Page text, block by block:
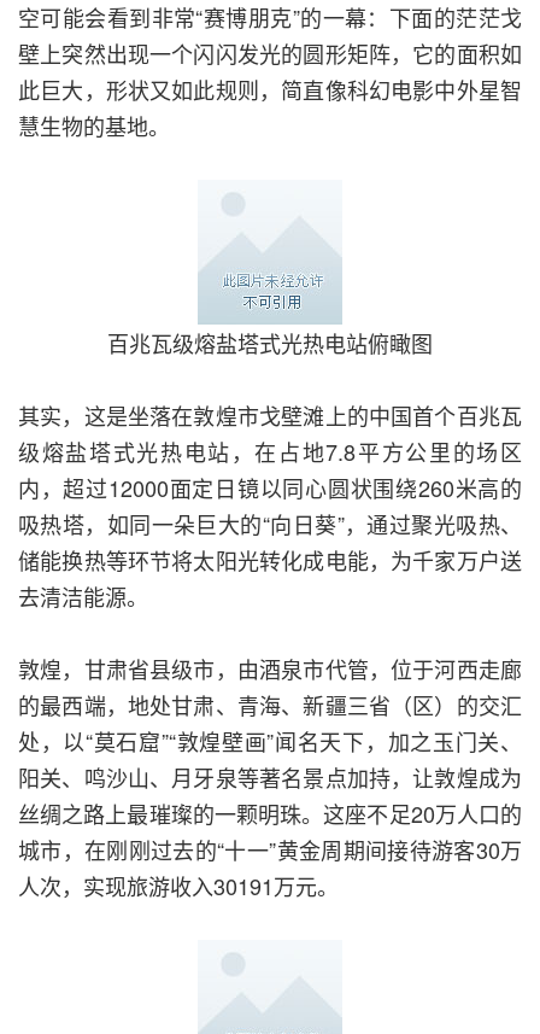
空可能会看到非常“赛博朋克”的一幕：下面的茫茫戈
壁上突然出现一个闪闪发光的圆形矩阵，它的面积如
此巨大，形状又如此规则，简直像科幻电影中外星智
慧生物的基地。
百兆瓦级熔盐塔式光热电站俯瞰图
其实，这是坐落在敦煌市戈壁滩上的中国首个百兆瓦
级熔盐塔式光热电站，在占地7.8平方公里的场区
内，超过12000面定日镜以同心圆状围绕260米高的
吸热塔，如同一朵巨大的“向日葵”，通过聚光吸热、
储能换热等环节将太阳光转化成电能，为千家万户送
去清洁能源。
敦煌，甘肃省县级市，由酒泉市代管，位于河西走廊
的最西端，地处甘肃、青海、新疆三省（区）的交汇
处，以“莫石窟”“敦煌壁画”闻名天下，加之玉门关、
阳关、鸣沙山、月牙泉等著名景点加持，让敦煌成为
丝绸之路上最璀璨的一颗明珠。这座不足20万人口的
城市，在刚刚过去的“十一”黄金周期间接待游客30万
人次，实现旅游收入30191万元。